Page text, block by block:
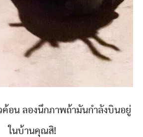
ค้อน ลองนึกภาพถ้ามันกำลังบินอยู่
ในบ้านคุณสิ!